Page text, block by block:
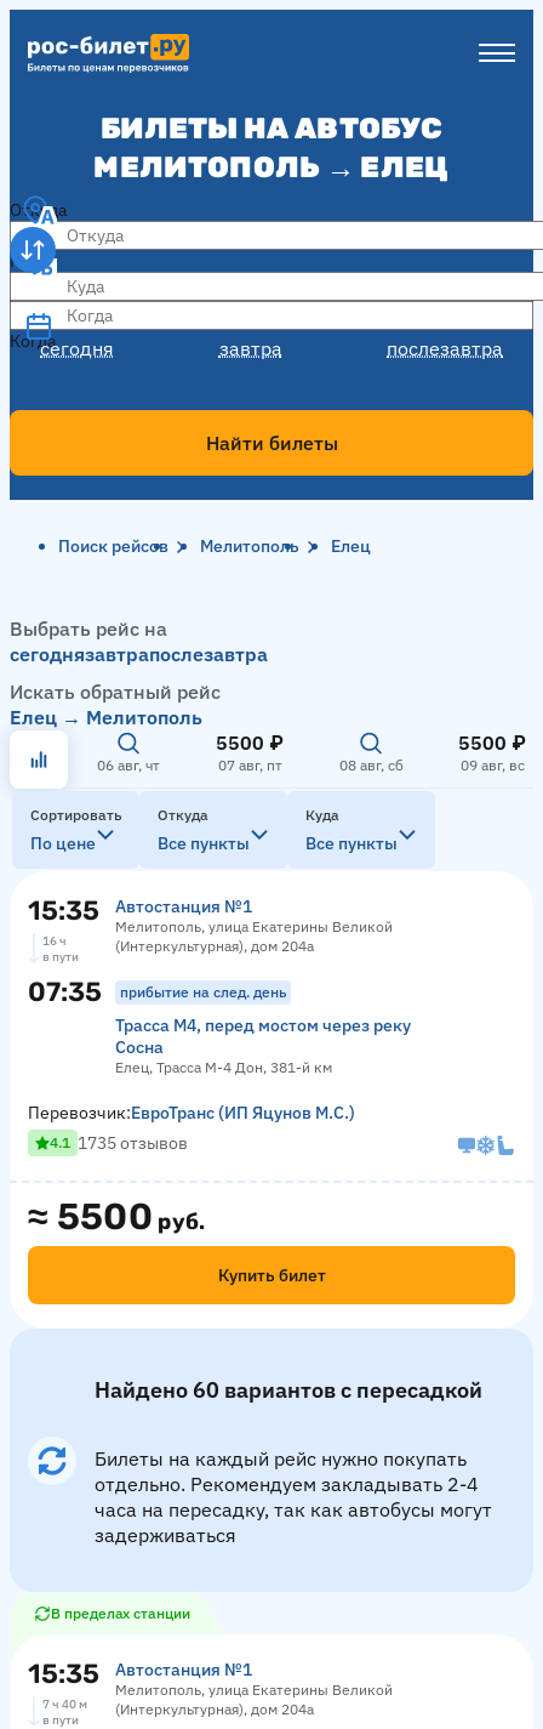
БИЛЕТЫ НА АВТОБУС
МЕЛИТОПОЛЬ → ЕЛЕЦ
Откуда
Куда
Когда
сегодня завтра послезавтра
Когда
Найти билеты
Поиск рейсов Мелитополь Елец
Выбрать рейс на
сегоднязавтрапослезавтра
Искать обратный рейс
Елец → Мелитополь
06 авг, чт
5500 ₽
07 авг, пт 08 авг, сб
5500 ₽
09 авг, вс
Сортировать
По цене
Откуда
Все пункты
Куда
Все пункты
15:35 Автостанция №1
Мелитополь, улица Екатерины Великой
(Интеркультурная), дом 204а
16 ч
в пути
07:35 прибытие на след. день
Трасса М4, перед мостом через реку
Сосна
Елец, Трасса М-4 Дон, 381-й км
≈ 5500 руб.
Купить билет
Перевозчик:ЕвроТранс (ИП Яцунов М.С.)
4.1 1735 отзывов
Найдено 60 вариантов с пересадкой
Билеты на каждый рейс нужно покупать
отдельно. Рекомендуем закладывать 2-4
часа на пересадку, так как автобусы могут
задерживаться
В пределах станции
15:35 Автостанция №1
Мелитополь, улица Екатерины Великой
(Интеркультурная), дом 204а
7 ч 40 м
в пути